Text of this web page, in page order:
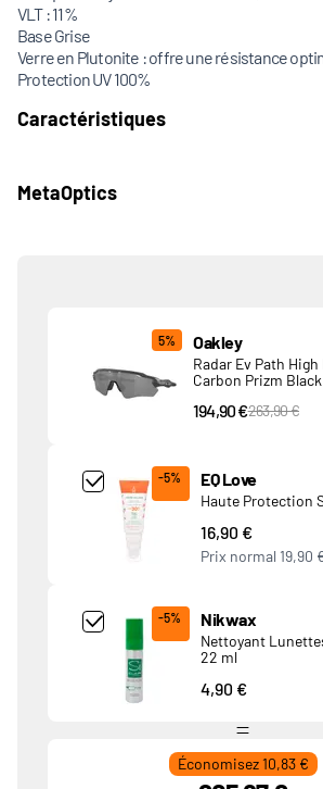
VLT : 11%
Base Grise
Verre en Plutonite : offre une résistance
Protection UV 100%
Caractéristiques
MetaOptics
5% Oakley
Radar Ev Path
Carbon Prizm
194,90 €PVC Price
263,90 €
Add Product MjQ4MTk=
-5% EQ Love
Haute Protection
16,90 €
Prix normal 19,90
Add Product MjkwNDA=
-5% Nikwax
Nettoyant
22 ml
4,90 €
Économisez 10,83 €